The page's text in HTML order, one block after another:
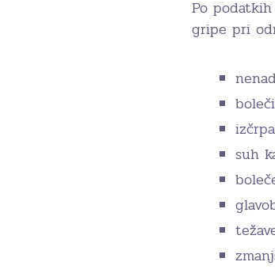
Po
gripe pri
suh